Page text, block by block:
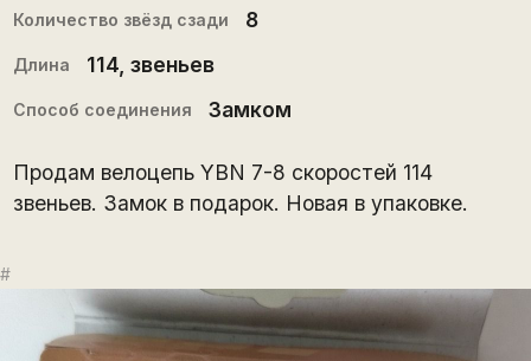
Количество звёзд сзади 8
Длина 114, звеньев
Способ соединения Замком
Продам велоцепь YBN 7-8 скоростей 114
звеньев. Замок в подарок. Новая в упаковке.
#